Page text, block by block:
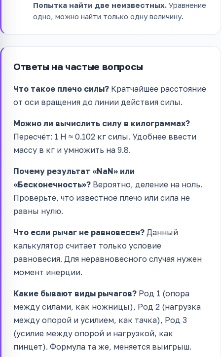
Попытка найти две неизвестных. Уравнение
одно, можно найти только одну величину.
Ответы на частые вопросы
Что такое плечо силы? Кратчайшее расстояние
от оси вращения до линии действия силы.
Можно ли вычислить силу в килограммах?
Пересчёт: 1 Н ≈ 0.102 кг силы. Удобнее ввести
массу в кг и умножить на 9.8.
Почему результат «NaN» или
«Бесконечность»? Вероятно, деление на ноль.
Проверьте, что известное плечо или сила не
равны нулю.
Что если рычаг не равновесен? Данный
калькулятор считает только условие
равновесия. Для неравновесного случая нужен
момент инерции.
Какие бывают виды рычагов? Род 1 (опора
между силами, как ножницы), Род 2 (нагрузка
между опорой и усилием, как тачка), Род 3
(усилие между опорой и нагрузкой, как
пинцет). Формула та же, меняется выигрыш.